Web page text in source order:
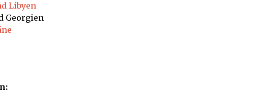
Libyen
Georgien